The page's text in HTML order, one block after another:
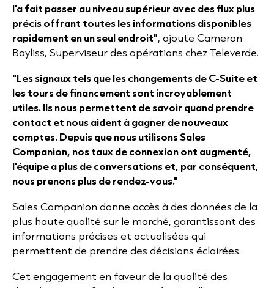
l'a fait passer au niveau supérieur avec des flux plus
précis offrant toutes les informations disponibles
rapidement en un seul endroit", ajoute Cameron
Bayliss, Superviseur des opérations chez Televerde.
"Les signaux tels que les changements de C-Suite et
les tours de financement sont incroyablement
utiles. Ils nous permettent de savoir quand prendre
contact et nous aident à gagner de nouveaux
comptes. Depuis que nous utilisons Sales
Companion, nos taux de connexion ont augmenté,
l'équipe a plus de conversations et, par conséquent,
nous prenons plus de rendez-vous."
Sales Companion donne accès à des données de la
plus haute qualité sur le marché, garantissant des
informations précises et actualisées qui
permettent de prendre des décisions éclairées.
Cet engagement en faveur de la qualité des